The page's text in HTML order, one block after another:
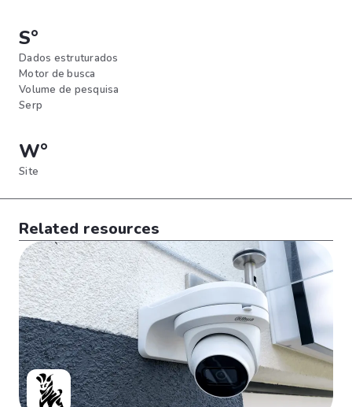
S°
Dados estruturados
Motor de busca
Volume de pesquisa
Serp
W°
Site
Related resources